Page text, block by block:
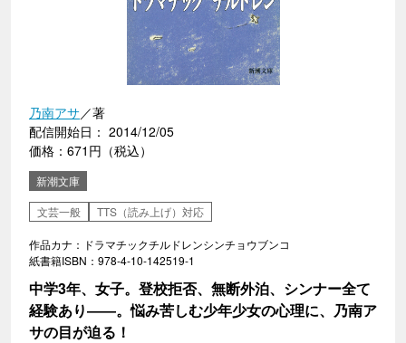
乃南アサ／著
配信開始日： 2014/12/05
価格：671円（税込）
新潮文庫
文芸一般
TTS（読み上げ）対応
作品カナ：ドラマチックチルドレンシンチョウブンコ
紙書籍ISBN：978-4-10-142519-1
中学3年、女子。登校拒否、無断外泊、シンナー全て
経験あり――。悩み苦しむ少年少女の心理に、乃南ア
サの目が迫る！